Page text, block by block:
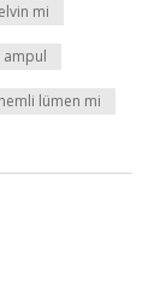
mi
ampul
lümen mi